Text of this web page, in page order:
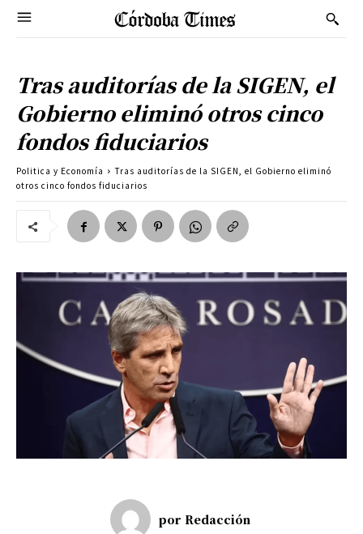
Tras auditorías de la SIGEN, el
Gobierno eliminó otros cinco
fondos fiduciarios
Politica y Economía
Tras auditorías de la SIGEN, el Gobierno eliminó
otros cinco fondos fiduciarios
por Redacción